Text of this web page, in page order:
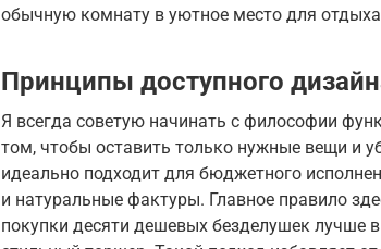
обычную комнату в уютное место для
Принципы доступного
Я всегда советую начинать с философии
том, чтобы оставить только нужные вещи и
идеально подходит для бюджетного
и натуральные фактуры. Главное правило
покупки десяти дешевых безделушек лучше